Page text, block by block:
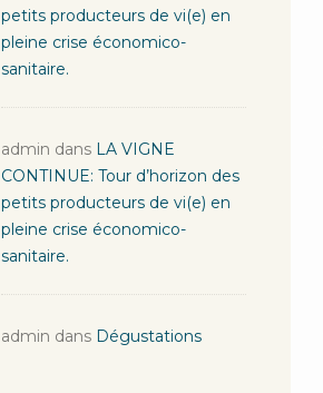
petits producteurs de vi(e) en
pleine crise économico-
sanitaire.
admin dans LA VIGNE
CONTINUE: Tour d’horizon des
petits producteurs de vi(e) en
pleine crise économico-
sanitaire.
admin dans Dégustations